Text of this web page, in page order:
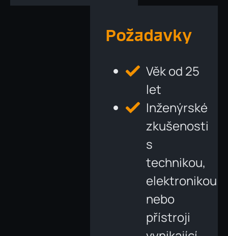
Požadavky
Věk od 25
let
Inženýrské
zkušenosti
s
technikou,
elektronikou
nebo
přístroji